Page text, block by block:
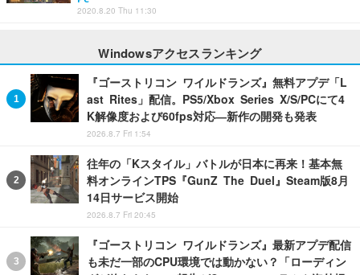
2020.8.20 Thu 11:30
Windowsアクセスランキング
『ゴーストリコン ワイルドランズ』無料アプデ「L
ast Rites」配信。PS5/Xbox Series X/S/PCにて4
K解像度および60fps対応―新作の開発も発表
2026.8.7 Fri 1:54
往年の「Kスタイル」バトルが日本に再来！基本無
料オンラインTPS『GunZ The Duel』Steam版8月
14日サービス開始
2026.8.7 Fri 20:45
『ゴーストリコン ワイルドランズ』最新アプデ配信
も未だ一部のCPU環境では動かない？「ローディン